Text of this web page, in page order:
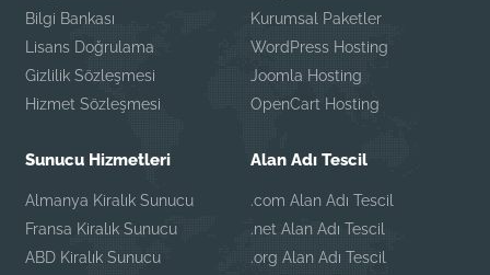
Bilgi Bankası
Lisans Doğrulama
Gizlilik Sözleşmesi
Hizmet Sözleşmesi
Kurumsal Paketler
WordPress Hosting
Joomla Hosting
OpenCart Hosting
Sunucu Hizmetleri
Almanya Kiralık Sunucu
Fransa Kiralık Sunucu
ABD Kiralık Sunucu
Alan Adı Tescil
.com Alan Adı Tescil
.net Alan Adı Tescil
.org Alan Adı Tescil